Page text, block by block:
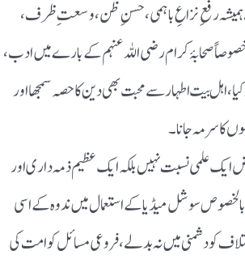
نے ہمیشہ رفعِ نزاعِ باہمی، حسنِ ظن، وسعتِ ظرف،
خصوصاً صحابۂ کرام رضی اللہ عنہم کے بارے میں ادب،
اہل بیت اطہار سے محبت بھی دین کا حصہ سمجھا اور
کا سرمہ جانا۔
ایک علمی نسبت نہیں بلکہ ایک عظیم ذمہ داری اور
سوشل میڈیا کے استعمال میں ندوہ کے اسی
کو دشمنی میں نہ بدلے، فروعی مسائل کو امت کی